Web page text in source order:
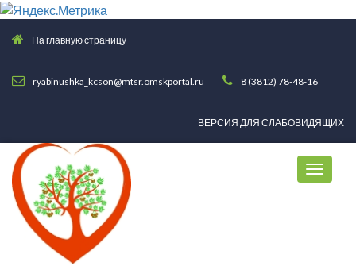
На главную страницу
ryabinushka_kcson@mtsr.omskportal.ru 8 (3812) 78-48-16
ВЕРСИЯ ДЛЯ СЛАБОВИДЯЩИХ